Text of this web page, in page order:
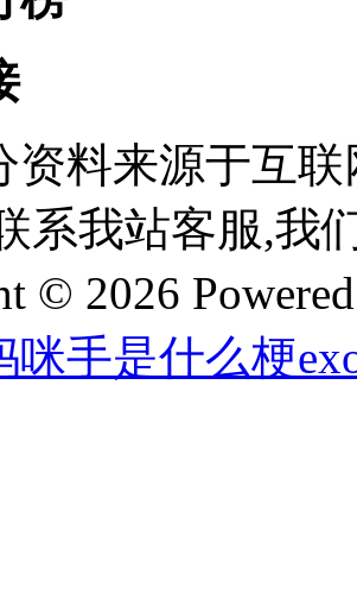
资料来源于互
系我站客服,我
© 2026
咪手是什么梗